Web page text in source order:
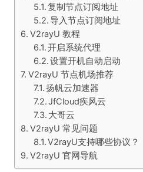
复制节点订阅地址
导入节点订阅地址
V2rayU 教程
开启系统代理
设置开机自动启动
V2rayU 节点机场推荐
扬帆云加速器
JfCloud疾风云
大哥云
V2rayU 常见问题
V2rayU支持哪些协议？
V2rayU 官网导航